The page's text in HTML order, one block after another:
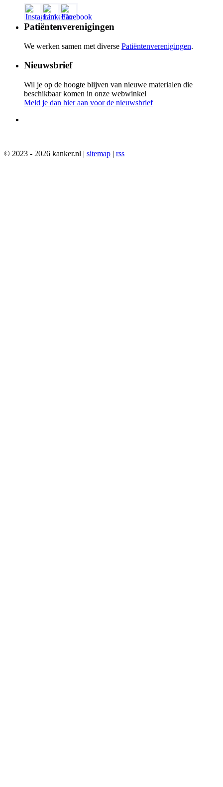
Patiëntenverenigingen
We werken samen met diverse Patiëntenverenigingen.
Nieuwsbrief
Wil je op de hoogte blijven van nieuwe materialen die
beschikbaar komen in onze webwinkel
Meld je dan hier aan voor de nieuwsbrief
© 2023 - 2026 kanker.nl | sitemap | rss